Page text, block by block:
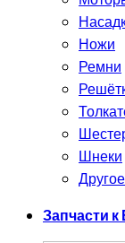
Ножи
Ремни
Шнеки
Другое
Запчасти